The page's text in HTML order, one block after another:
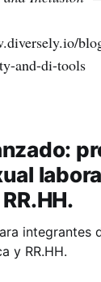
and-di-tools
integrantes
y RR.HH.